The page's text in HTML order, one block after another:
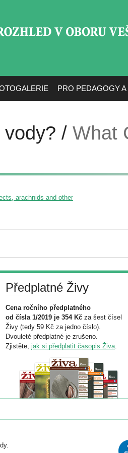
PRO PEDAGOGY
/ What
arachnids and other
Předplatné Živy
Cena ročního předplatného
od čísla 1/2019 je 354 Kč za šest čísel
Živy (tedy 59 Kč za jedno číslo).
Dvouleté předplatné je zrušeno.
Zjistěte, jak si předplatit časopis Živa.